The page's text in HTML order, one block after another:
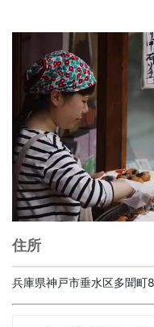
住所
兵庫県神戸市垂水区多聞